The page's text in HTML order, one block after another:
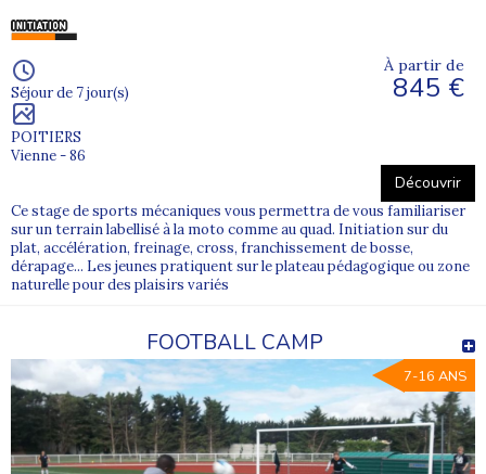
Séjour de 7 jour(s)
POITIERS
Vienne - 86
À partir de
845 €
Découvrir
Ce stage de sports mécaniques vous permettra de vous familiariser
sur un terrain labellisé à la moto comme au quad. Initiation sur du
plat, accélération, freinage, cross, franchissement de bosse,
dérapage... Les jeunes pratiquent sur le plateau pédagogique ou zone
naturelle pour des plaisirs variés
FOOTBALL CAMP
7-16 ANS